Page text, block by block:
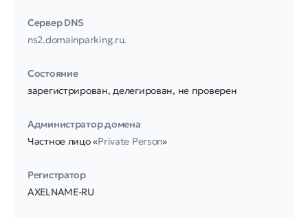
Сервер DNS
ns2.domainparking.ru.
Соcтояние
зарегистрирован, делегирован, не проверен
Администратор домена
Частное лицо «Private Person»
Регистратор
AXELNAME-RU